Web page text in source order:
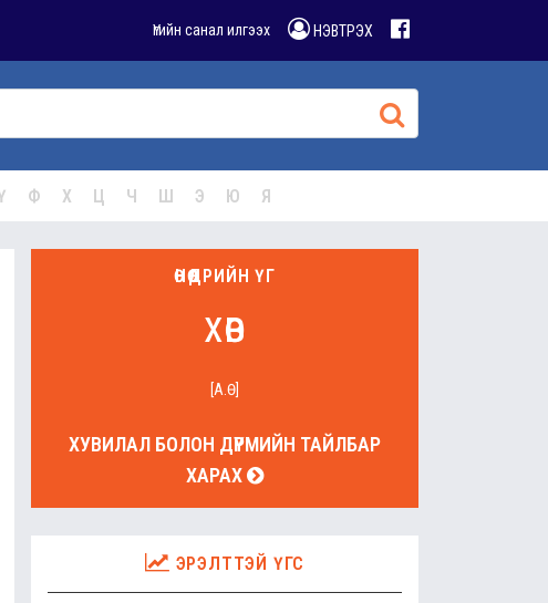
Үгийн санал илгээх НЭВТРЭХ
Ф Х Ц Ч Ш Э Ю Я
ӨНӨӨДРИЙН ҮГ
хөв
[А.Ө]
ХУВИЛАЛ БОЛОН ДҮРМИЙН ТАЙЛБАР
ХАРАХ
ЭРЭЛТТЭЙ ҮГС